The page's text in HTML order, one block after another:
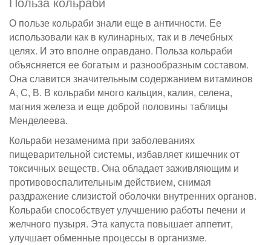
О пользе кольраби знали еще в античности. Ее
использовали как в кулинарных, так и в лечебных
целях. И это вполне оправдано. Польза кольраби
объясняется ее богатым и разнообразным составом.
Она славится значительным содержанием витаминов
А, С, В. В кольраби много кальция, калия, селена,
магния железа и еще доброй половины таблицы
Менделеева.
Кольраби незаменима при заболеваниях
пищеварительной системы, избавляет кишечник от
токсичных веществ. Она обладает заживляющим и
противовоспалительным действием, снимая
раздражение слизистой оболочки внутренних органов.
Кольраби способствует улучшению работы печени и
желчного пузыря. Эта капуста повышает аппетит,
улучшает обменные процессы в организме.